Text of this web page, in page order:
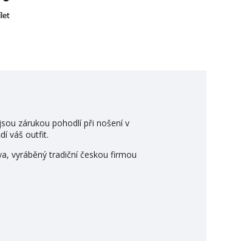
zárukou pohodlí při nošení v
váš outfit.
vyráběný tradiční českou firmou